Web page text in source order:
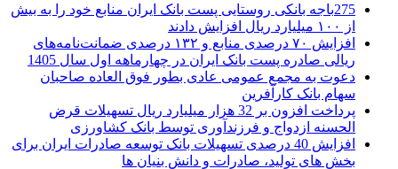
275باجه بانکی روستایی پست بانک ایران منابع خود را به بیش
از ۱۰۰ میلیارد ریال افزایش دادند
افزایش ۷۰ درصدی منابع و ۱۳۲ درصدی ضمانت‌نامه‌های
ریالی صادره پست بانک ایران در چهارماهه اول سال 1405
دعوت به مجمع عمومی عادی بطور فوق العاده صاحبان
سهام بانک کارآفرین
پرداخت افزون بر 32 هزار میلیارد ریال تسهیلات قرض
الحسنه ازدواج و فرزندآوری توسط بانک کشاورزی
افزایش 40 درصدی تسهیلات بانک توسعه صادرات ایران برای
بخش های تولید، صادرات و دانش بنیان ها